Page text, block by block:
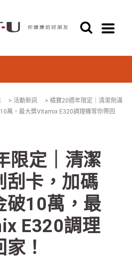
> 活動新訊 > 橘寶20週年限定｜清潔劑滿
萬，最大獎Vitamix E320調理機等你帶回
限定｜清潔
刮卡，加碼
破10萬，最
E320調理
！